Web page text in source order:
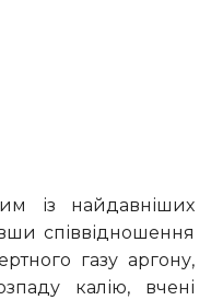
співвідношення
газу аргону,
калію, вчені